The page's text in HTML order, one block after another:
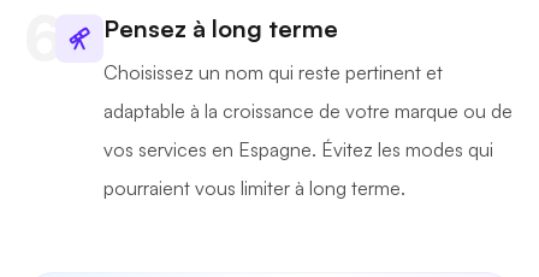
Pensez à long terme
Choisissez un nom qui reste pertinent et
adaptable à la croissance de votre marque ou de
vos services en Espagne. Évitez les modes qui
pourraient vous limiter à long terme.